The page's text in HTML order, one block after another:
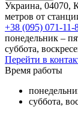
Украина, 04070,
метров от
+38 (095) 071-11-
понедельник –
суббота,
Перейти в
Время работы
суббота,